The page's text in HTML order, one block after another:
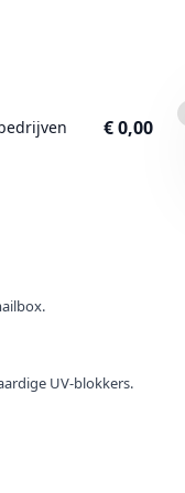
€0,00
UV-blokkers.